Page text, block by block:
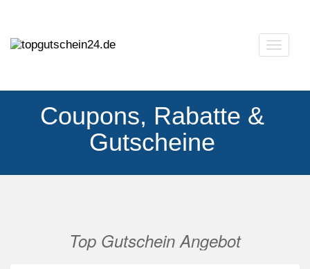
Coupons, Rabatte &
Gutscheine
Top Gutschein Angebot